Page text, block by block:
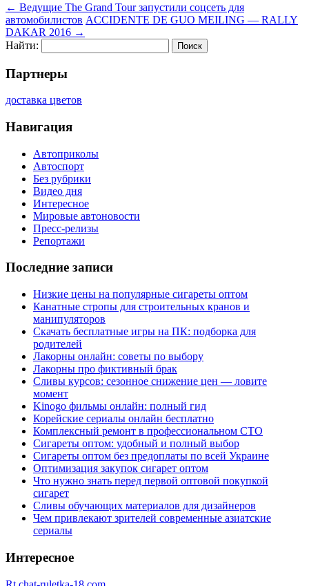
← Ведущие The Grand Tour запустили соцсеть для
автомобилистов ACCIDENTE DE GUO MEILING — RALLY
DAKAR 2016 →
Найти:
Партнеры
доставка цветов
Навигация
Автоприколы
Автоспорт
Без рубрики
Видео дня
Интересное
Мировые автоновости
Пресс-релизы
Репортажи
Последние записи
Низкие цены на популярные сигареты оптом
Канатные стропы для строительных кранов и
манипуляторов
Скачать бесплатные игры на ПК: подборка для
родителей
Лакорны онлайн: советы по выбору
Лакорны про фиктивный брак
Сливы курсов: сезонное снижение цен — ловите
момент
Kinogo фильмы онлайн: полный гид
Корейские сериалы онлайн бесплатно
Комплексный ремонт в профессиональном СТО
Сигареты оптом: удобный и полный выбор
Сигареты оптом без предоплаты по всей Украине
Оптимизация закупок сигарет оптом
Что нужно знать перед первой оптовой покупкой
сигарет
Сливы обучающих материалов для дизайнеров
Чем привлекают зрителей современные азиатские
сериалы
Интересное